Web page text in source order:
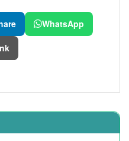
WhatsApp